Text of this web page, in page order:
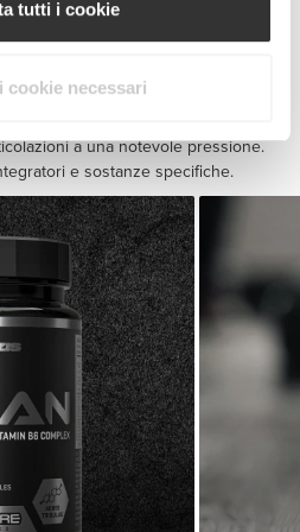
tutti i cookie
cookie necessari
a una notevole pressione.
e sostanze specifiche.